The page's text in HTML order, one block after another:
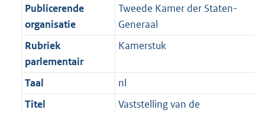
Publicerende
organisatie
Tweede Kamer der Staten-
Generaal
Rubriek
parlementair
Kamerstuk
Taal
nl
Titel
Vaststelling van de